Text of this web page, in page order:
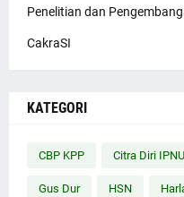
Penelitian dan
CakraSI
KATEGORI
CBP KPP Citra Diri
Gus Dur HSN